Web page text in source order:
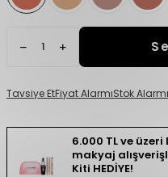
Tavsiye EtFiyat AlarmıStok Alarmı
6.000 TL ve
makyaj
Kiti HEDİYE!